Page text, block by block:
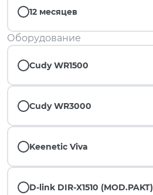
12 месяцев
Оборудование
Cudy WR1500
Cudy WR3000
Keenetic Viva
D-link DIR-X1510 (MOD.PAKT)